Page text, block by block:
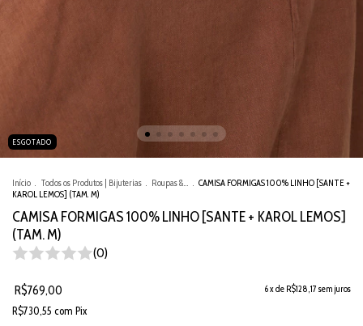
ESGOTADO
Início Todos os Produtos | Bijuterias Roupas &...
CAMISA FORMIGAS 100% LINHO [SANTE +
KAROL LEMOS] (TAM. M)
CAMISA FORMIGAS 100% LINHO [SANTE + KAROL LEMOS]
(TAM. M)
(0)
R$769,00 6x de R$128,17 sem juros
R$730,55 com Pix